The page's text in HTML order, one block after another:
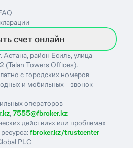
счет онлайн
Астана, район Есиль, улица
(Talan Towers Offices).
с городских номеров
и мобильных - звонок
операторов
,7555@fbroker.kz
действиях или проблемах
fbroker.kz/trustcenter
PLC